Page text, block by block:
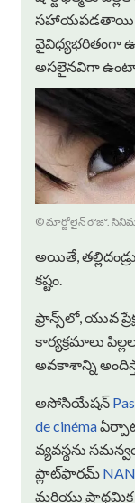
సహాయపడతాయి
వైవిధ్యభరితంగా
అసలైనవిగా
© మార్జోలైన్ రౌజౌ.
అయితే,
కష్టం.
ఫ్రాన్స్‌లో, యువ
కార్యక్రమాలు
అవకాశాన్ని
అసోసియేషన్
de cinéma
వ్యవస్థను
ప్లాట్‌ఫారమ్
మరియు ప్రాథమిక